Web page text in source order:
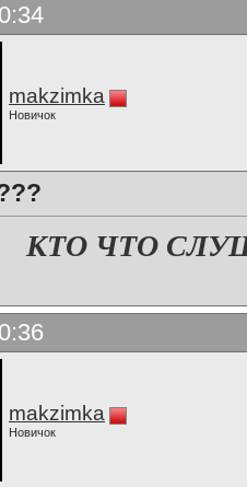
makzimka
Новичок
КТО ЧТО
makzimka
Новичок